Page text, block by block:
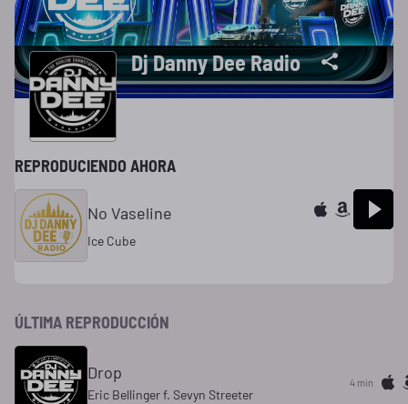
Dj Danny Dee Radio
REPRODUCIENDO AHORA
No Vaseline
Ice Cube
ÚLTIMA REPRODUCCIÓN
Drop
Eric Bellinger f. Sevyn Streeter
4 min